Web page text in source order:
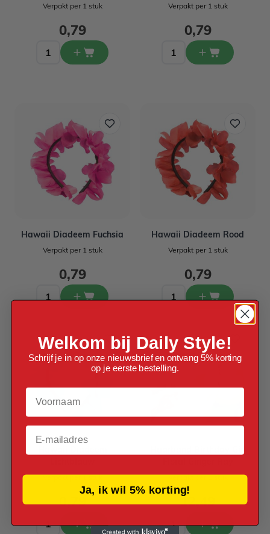
Verpakt per 1 stuk
0,79
Verpakt per 1 stuk
0,79
Hawaii Diadeem Fuchsia
Verpakt per 1 stuk
0,79
Hawaii Diadeem Rood
Verpakt per 1 stuk
0,79
Verpakt per 1 stuk
0,79
Verpakt per 1 stuk
12,49
Welkom bij Daily Style!
Schrijf je in op onze nieuwsbrief en ontvang 5% korting
op je eerste bestelling.
Voornaam
Email
Ja, ik wil 5% korting!